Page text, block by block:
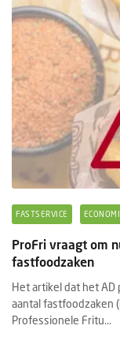
FASTSERVICE
ProFri vraagt om
fastfoodzaken
Het artikel dat het
aantal fastfoodzaken
Professionele Fritu...